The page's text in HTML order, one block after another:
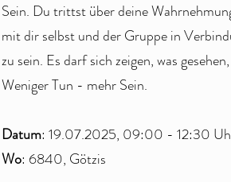
Sein. Du trittst über deine
mit dir selbst und der Gruppe in
zu sein. Es darf sich zeigen, was
Weniger Tun - mehr Sein.
Datum: 19.07.2025, 09:00 - 12:30
Wo: 6840, Götzis